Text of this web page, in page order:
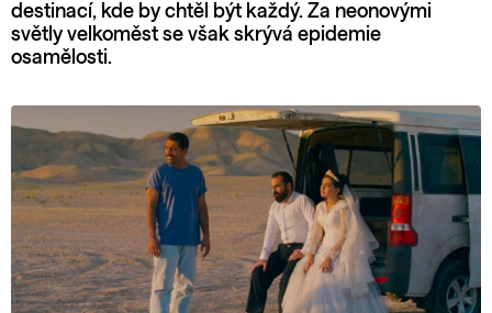
destinací, kde by chtěl být každý. Za neonovými
světly velkoměst se však skrývá epidemie
osamělosti.